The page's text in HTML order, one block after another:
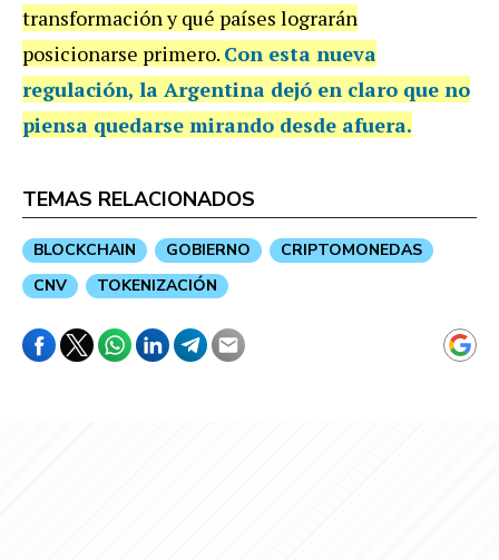
transformación y qué países lograrán
posicionarse primero. Con esta nueva
regulación, la Argentina dejó en claro que no
piensa quedarse mirando desde afuera.
TEMAS RELACIONADOS
BLOCKCHAIN GOBIERNO
CRIPTOMONEDAS
CNV
TOKENIZACIÓN